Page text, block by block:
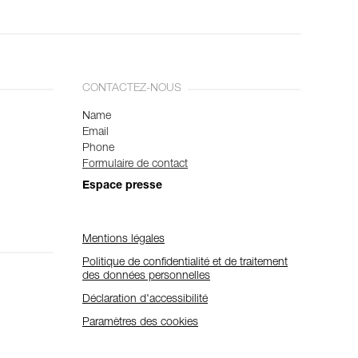
CONTACTEZ-NOUS
Name
Email
Phone
Formulaire de contact
Espace presse
Mentions légales
Politique de confidentialité et de traitement
des données personnelles
Déclaration d'accessibilité
Paramètres des cookies